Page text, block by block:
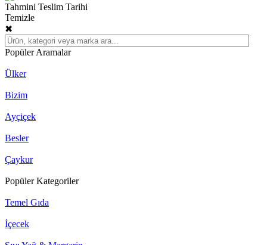
Tahmini Teslim Tarihi
Temizle
✖
Popüler Aramalar
Ülker
Bizim
Ayçiçek
Besler
Çaykur
Popüler Kategoriler
Temel Gıda
İçecek